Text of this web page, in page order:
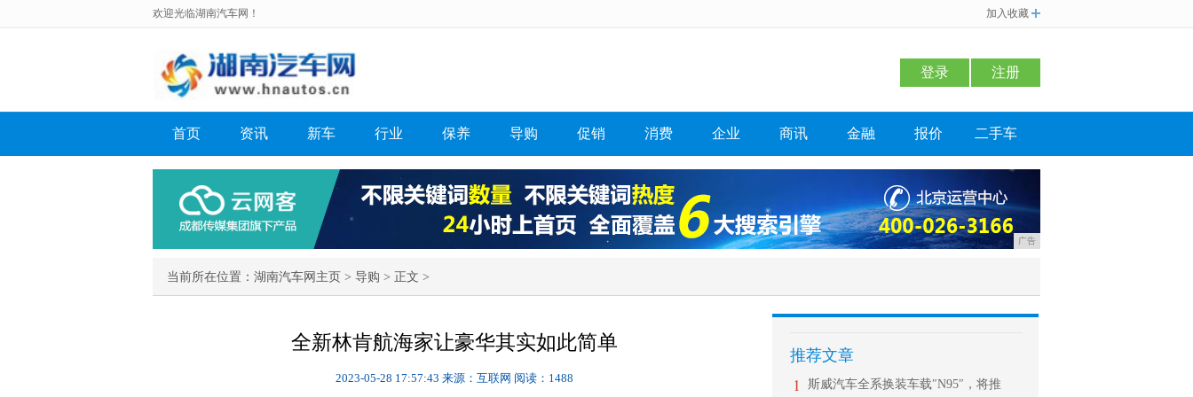
欢迎光临湖南汽车网！ 加入收藏
登录 注册
首页 资讯 新车 行业 保养 导购 促销 消费 企业 商讯 金融 报价 二手车
广告
当前所在位置： 湖南汽车网主页 > 导购 > 正文 >
全新林肯航海家让豪华其实如此简单
2023-05-28 17:57:43 来源：互联网 阅读：1488
推荐文章
1 斯威汽车全系换装车载″N95″，将推